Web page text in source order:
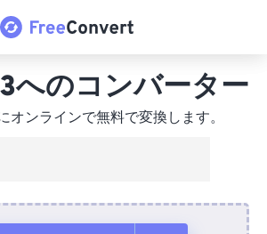
へのコンバーター
オンラインで無料で変換します。